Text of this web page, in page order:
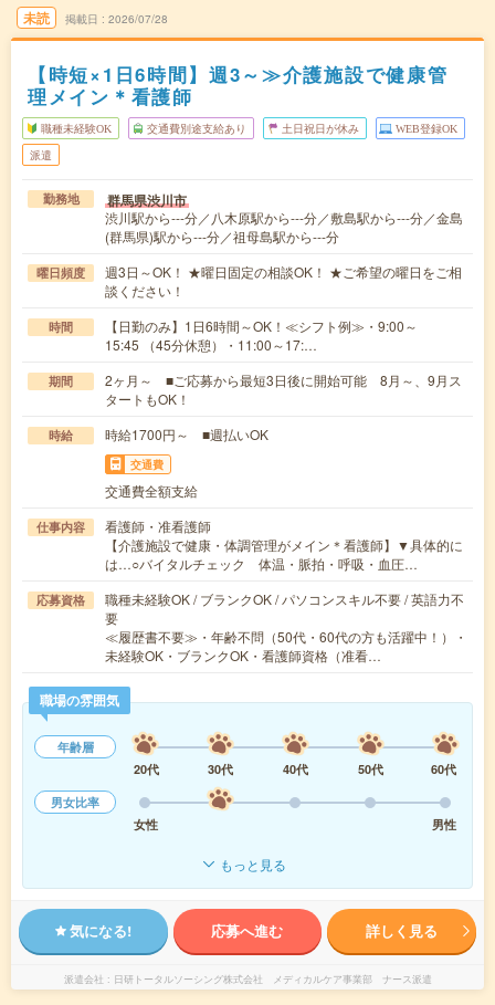
未読 掲載日 2026/07/28
【時短×1日6時間】週3～≫介護施設で健康管
理メイン＊看護師
職種未経験OK 交通費別途支給あり 土日祝日が休み WEB登録OK
派遣
勤務地 群馬県渋川市
渋川駅から---分／八木原駅から---分／敷島駅から---分／金島
(群馬県)駅から---分／祖母島駅から---分
曜日頻度
週3日～OK！ ★曜日固定の相談OK！ ★ご希望の曜日をご相
談ください！
時間
【日勤のみ】1日6時間～OK！≪シフト例≫・9:00～
15:45 （45分休憩）・11:00～17:…
期間
2ヶ月～ ■ご応募から最短3日後に開始可能 8月～、9月ス
タートもOK！
時給 時給1700円～ ■週払いOK
交通費
交通費全額支給
仕事内容
看護師・准看護師
【介護施設で健康・体調管理がメイン＊看護師】▼具体的に
は…○バイタルチェック 体温・脈拍・呼吸・血圧…
応募資格
職種未経験OK / ブランクOK / パソコンスキル不要 / 英語力不
要
≪履歴書不要≫・年齢不問（50代・60代の方も活躍中！）・
未経験OK・ブランクOK・看護師資格（准看…
職場の雰囲気
年齢層
20代
30代 40代 50代
60代
男女比率
女性
男性
もっと見る
気になる! 応募へ進む 詳しく見る
派遣会社 日研トータルソーシング株式会社 メディカルケア事業部 ナース派遣